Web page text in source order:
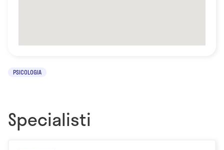
PSICOLOGIA
Specialisti